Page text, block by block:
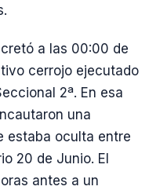
a las 00:00 de
cerrojo ejecutado
2ª. En esa
una
estaba oculta entre
20 de Junio. El
antes a un